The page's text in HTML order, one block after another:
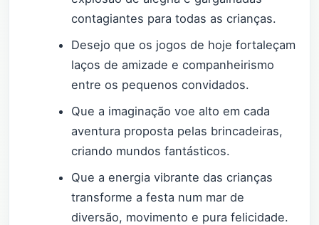
contagiantes para todas as crianças.
Desejo que os jogos de hoje fortaleçam
laços de amizade e companheirismo
entre os pequenos convidados.
Que a imaginação voe alto em cada
aventura proposta pelas brincadeiras,
criando mundos fantásticos.
Que a energia vibrante das crianças
transforme a festa num mar de
diversão, movimento e pura felicidade.